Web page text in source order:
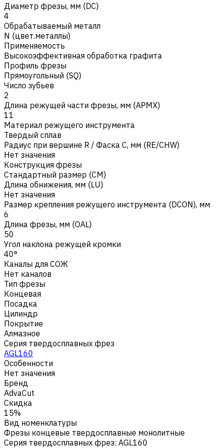
Диаметр фрезы, мм (DC)
4
Обрабатываемый металл
N (цвет.металлы)
Применяемость
Высокоэффективная обработка графита
Профиль фрезы
Прямоугольный (SQ)
Число зубьев
2
Длина режущей части фрезы, мм (APMX)
11
Материал режущего инструмента
Твердый сплав
Радиус при вершине R / Фаска C, мм (RE/CHW)
Нет значения
Конструкция фрезы
Стандартный размер (CM)
Длина обнижения, мм (LU)
Нет значения
Размер крепления режущего инструмента (DCON), мм
6
Длина фрезы, мм (OAL)
50
Угол наклона режущей кромки
40°
Каналы для СОЖ
Нет каналов
Тип фрезы
Концевая
Посадка
Цилиндр
Покрытие
Алмазное
Серия твердосплавных фрез
AGL160
Особенности
Нет значения
Бренд
AdvaCut
Скидка
15%
Вид номенклатуры
Фрезы концевые твердосплавные монолитные
Серия твердосплавных фрез: AGL160